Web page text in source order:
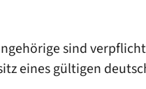
sind
einesgültigen